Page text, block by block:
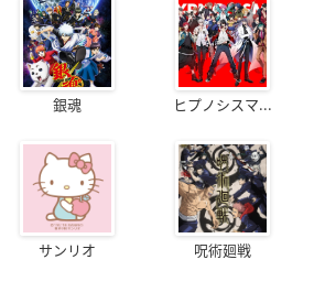
銀魂 ヒプノシスマ...
サンリオ 呪術廻戦